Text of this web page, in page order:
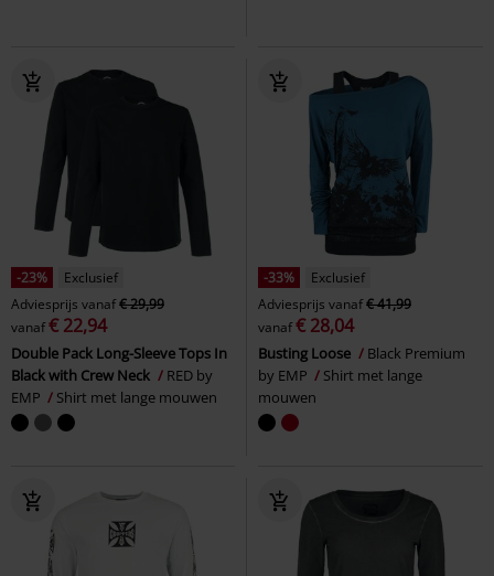
-23%
Exclusief
Adviesprijs vanaf€ 29,99
vanaf€ 22,94
Double Pack Long-Sleeve Tops In
Black with Crew Neck
RED by
EMP
Shirt met lange mouwen
-33%
Exclusief
Adviesprijs vanaf€ 41,99
vanaf€ 28,04
Busting Loose
Black Premium
by EMP
Shirt met lange
mouwen